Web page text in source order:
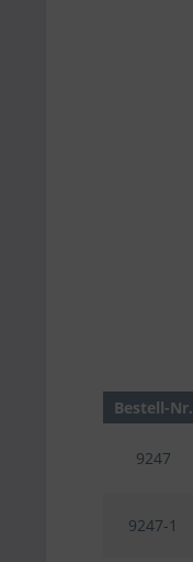
Bestell-Nr.
9247
9247-1